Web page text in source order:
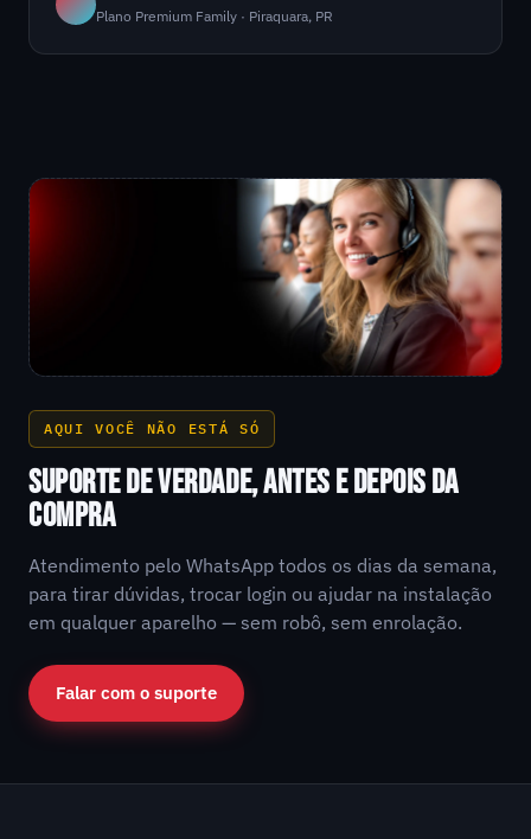
Plano Premium Family · Piraquara, PR
AQUI VOCÊ NÃO ESTÁ SÓ
SUPORTE DE VERDADE, ANTES E DEPOIS DA
COMPRA
Atendimento pelo WhatsApp todos os dias da semana,
para tirar dúvidas, trocar login ou ajudar na instalação
em qualquer aparelho — sem robô, sem enrolação.
Falar com o suporte